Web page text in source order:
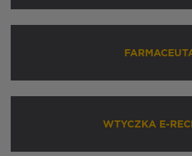
WTYCZKA E-